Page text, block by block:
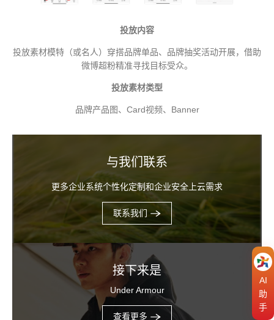
投放内容
投放素材模特（或名人）穿搭品牌单品、品牌抽奖活动开展，借助
微博超粉精准寻找目标受众。
投放素材类型
品牌产品图、Card视频、Banner
与我们联系
更多企业系统个性化定制和企业安全上云需求
联系我们
接下来是
Under Armour
查看更多
AI
助
手